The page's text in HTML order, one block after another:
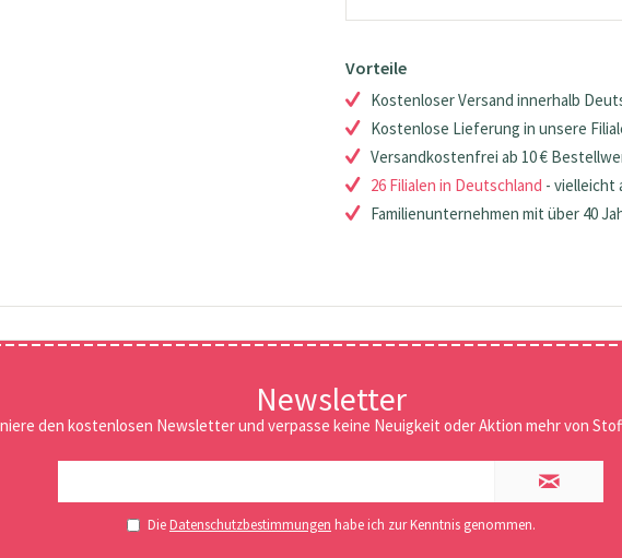
Vorteile
Kostenloser Versand innerhalb
Kostenlose Lieferung in unsere
Versandkostenfrei ab 10 €
26 Filialen in Deutschland - vielleicht
Familienunternehmen mit über 40
Newsletter
den kostenlosen Newsletter und verpasse keine Neuigkeit oder Aktion mehr von
DieDatenschutzbestimmungen habe ich zur Kenntnis genommen.